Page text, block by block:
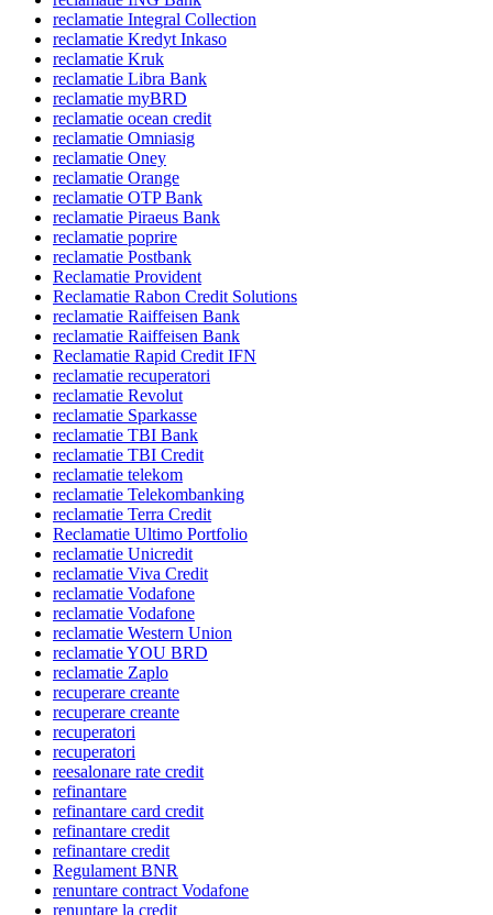
reclamatie Integral Collection
reclamatie Kredyt Inkaso
reclamatie Kruk
reclamatie Libra Bank
reclamatie myBRD
reclamatie ocean credit
reclamatie Omniasig
reclamatie Oney
reclamatie Orange
reclamatie OTP Bank
reclamatie Piraeus Bank
reclamatie poprire
reclamatie Postbank
Reclamatie Provident
Reclamatie Rabon Credit Solutions
reclamatie Raiffeisen Bank
reclamatie Raiffeisen Bank
Reclamatie Rapid Credit IFN
reclamatie recuperatori
reclamatie Revolut
reclamatie Sparkasse
reclamatie TBI Bank
reclamatie TBI Credit
reclamatie telekom
reclamatie Telekombanking
reclamatie Terra Credit
Reclamatie Ultimo Portfolio
reclamatie Unicredit
reclamatie Viva Credit
reclamatie Vodafone
reclamatie Vodafone
reclamatie Western Union
reclamatie YOU BRD
reclamatie Zaplo
recuperare creante
recuperare creante
recuperatori
recuperatori
reesalonare rate credit
refinantare
refinantare card credit
refinantare credit
refinantare credit
Regulament BNR
renuntare contract Vodafone
renuntare la credit